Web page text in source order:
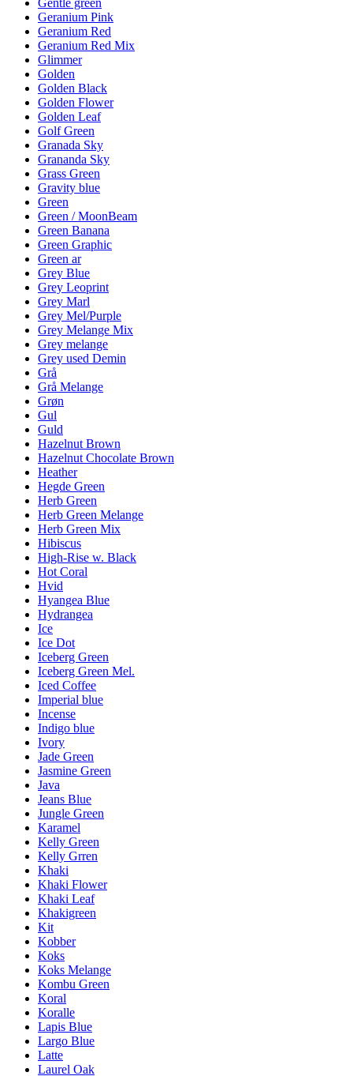
Gentle green
Geranium Pink
Geranium Red
Geranium Red Mix
Glimmer
Golden
Golden Black
Golden Flower
Golden Leaf
Golf Green
Granada Sky
Grananda Sky
Grass Green
Gravity blue
Green
Green / MoonBeam
Green Banana
Green Graphic
Green ar
Grey Blue
Grey Leoprint
Grey Marl
Grey Mel/Purple
Grey Melange Mix
Grey melange
Grey used Demin
Grå
Grå Melange
Grøn
Gul
Guld
Hazelnut Brown
Hazelnut Chocolate Brown
Heather
Hegde Green
Herb Green
Herb Green Melange
Herb Green Mix
Hibiscus
High-Rise w. Black
Hot Coral
Hvid
Hyangea Blue
Hydrangea
Ice
Ice Dot
Iceberg Green
Iceberg Green Mel.
Iced Coffee
Imperial blue
Incense
Indigo blue
Ivory
Jade Green
Jasmine Green
Java
Jeans Blue
Jungle Green
Karamel
Kelly Green
Kelly Grren
Khaki
Khaki Flower
Khaki Leaf
Khakigreen
Kit
Kobber
Koks
Koks Melange
Kombu Green
Koral
Koralle
Lapis Blue
Largo Blue
Latte
Laurel Oak